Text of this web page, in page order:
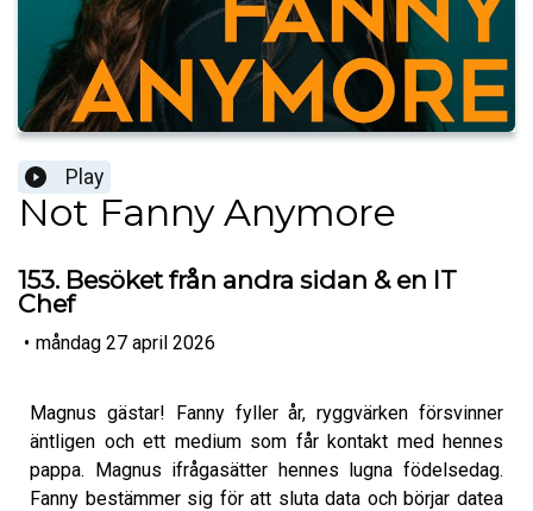
Play
Not Fanny Anymore
153. Besöket från andra sidan & en IT
Chef
• måndag 27 april 2026
Magnus gästar! Fanny fyller år, ryggvärken försvinner
äntligen och ett medium som får kontakt med hennes
pappa. Magnus ifrågasätter hennes lugna födelsedag.
Fanny bestämmer sig för att sluta data och börjar datea